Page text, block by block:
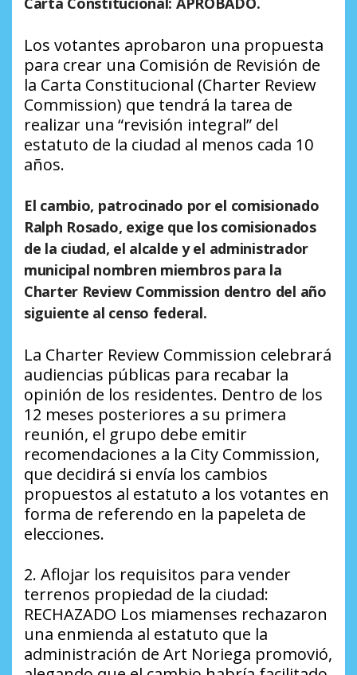
Los votantes aprobaron una propuesta
para crear una Comisión de Revisión de
la Carta Constitucional (Charter Review
Commission) que tendrá la tarea de
realizar una “revisión integral” del
estatuto de la ciudad al menos cada 10
años.
El cambio, patrocinado por el comisionado
Ralph Rosado, exige que los comisionados
de la ciudad, el alcalde y el administrador
municipal nombren miembros para la
Charter Review Commission dentro del año
siguiente al censo federal.
La Charter Review Commission celebrará
audiencias públicas para recabar la
opinión de los residentes. Dentro de los
12 meses posteriores a su primera
reunión, el grupo debe emitir
recomendaciones a la City Commission,
que decidirá si envía los cambios
propuestos al estatuto a los votantes en
forma de referendo en la papeleta de
elecciones.
2. Aflojar los requisitos para vender
terrenos propiedad de la ciudad:
RECHAZADO Los miamenses rechazaron
una enmienda al estatuto que la
administración de Art Noriega promovió,